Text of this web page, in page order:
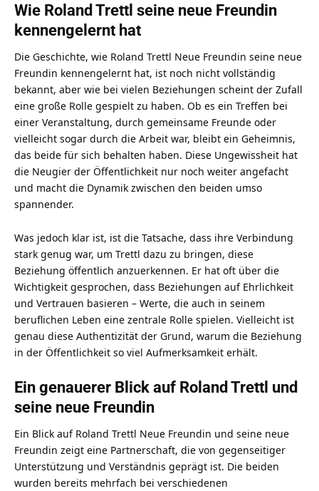
Wie Roland Trettl seine neue Freundin
kennengelernt hat
Die Geschichte, wie Roland Trettl Neue Freundin seine neue
Freundin kennengelernt hat, ist noch nicht vollständig
bekannt, aber wie bei vielen Beziehungen scheint der Zufall
eine große Rolle gespielt zu haben. Ob es ein Treffen bei
einer Veranstaltung, durch gemeinsame Freunde oder
vielleicht sogar durch die Arbeit war, bleibt ein Geheimnis,
das beide für sich behalten haben. Diese Ungewissheit hat
die Neugier der Öffentlichkeit nur noch weiter angefacht
und macht die Dynamik zwischen den beiden umso
spannender.
Was jedoch klar ist, ist die Tatsache, dass ihre Verbindung
stark genug war, um Trettl dazu zu bringen, diese
Beziehung öffentlich anzuerkennen. Er hat oft über die
Wichtigkeit gesprochen, dass Beziehungen auf Ehrlichkeit
und Vertrauen basieren – Werte, die auch in seinem
beruflichen Leben eine zentrale Rolle spielen. Vielleicht ist
genau diese Authentizität der Grund, warum die Beziehung
in der Öffentlichkeit so viel Aufmerksamkeit erhält.
Ein genauerer Blick auf Roland Trettl und
seine neue Freundin
Ein Blick auf Roland Trettl Neue Freundin und seine neue
Freundin zeigt eine Partnerschaft, die von gegenseitiger
Unterstützung und Verständnis geprägt ist. Die beiden
wurden bereits mehrfach bei verschiedenen